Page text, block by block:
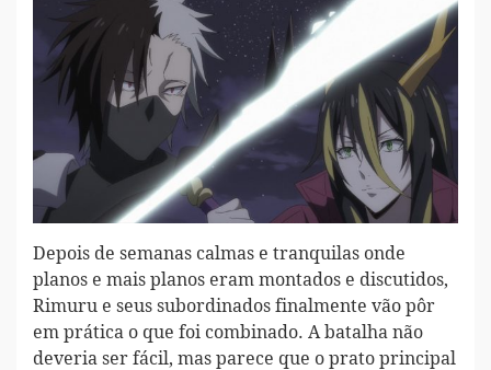
Depois de semanas calmas e tranquilas onde
planos e mais planos eram montados e discutidos,
Rimuru e seus subordinados finalmente vão pôr
em prática o que foi combinado. A batalha não
deveria ser fácil, mas parece que o prato principal